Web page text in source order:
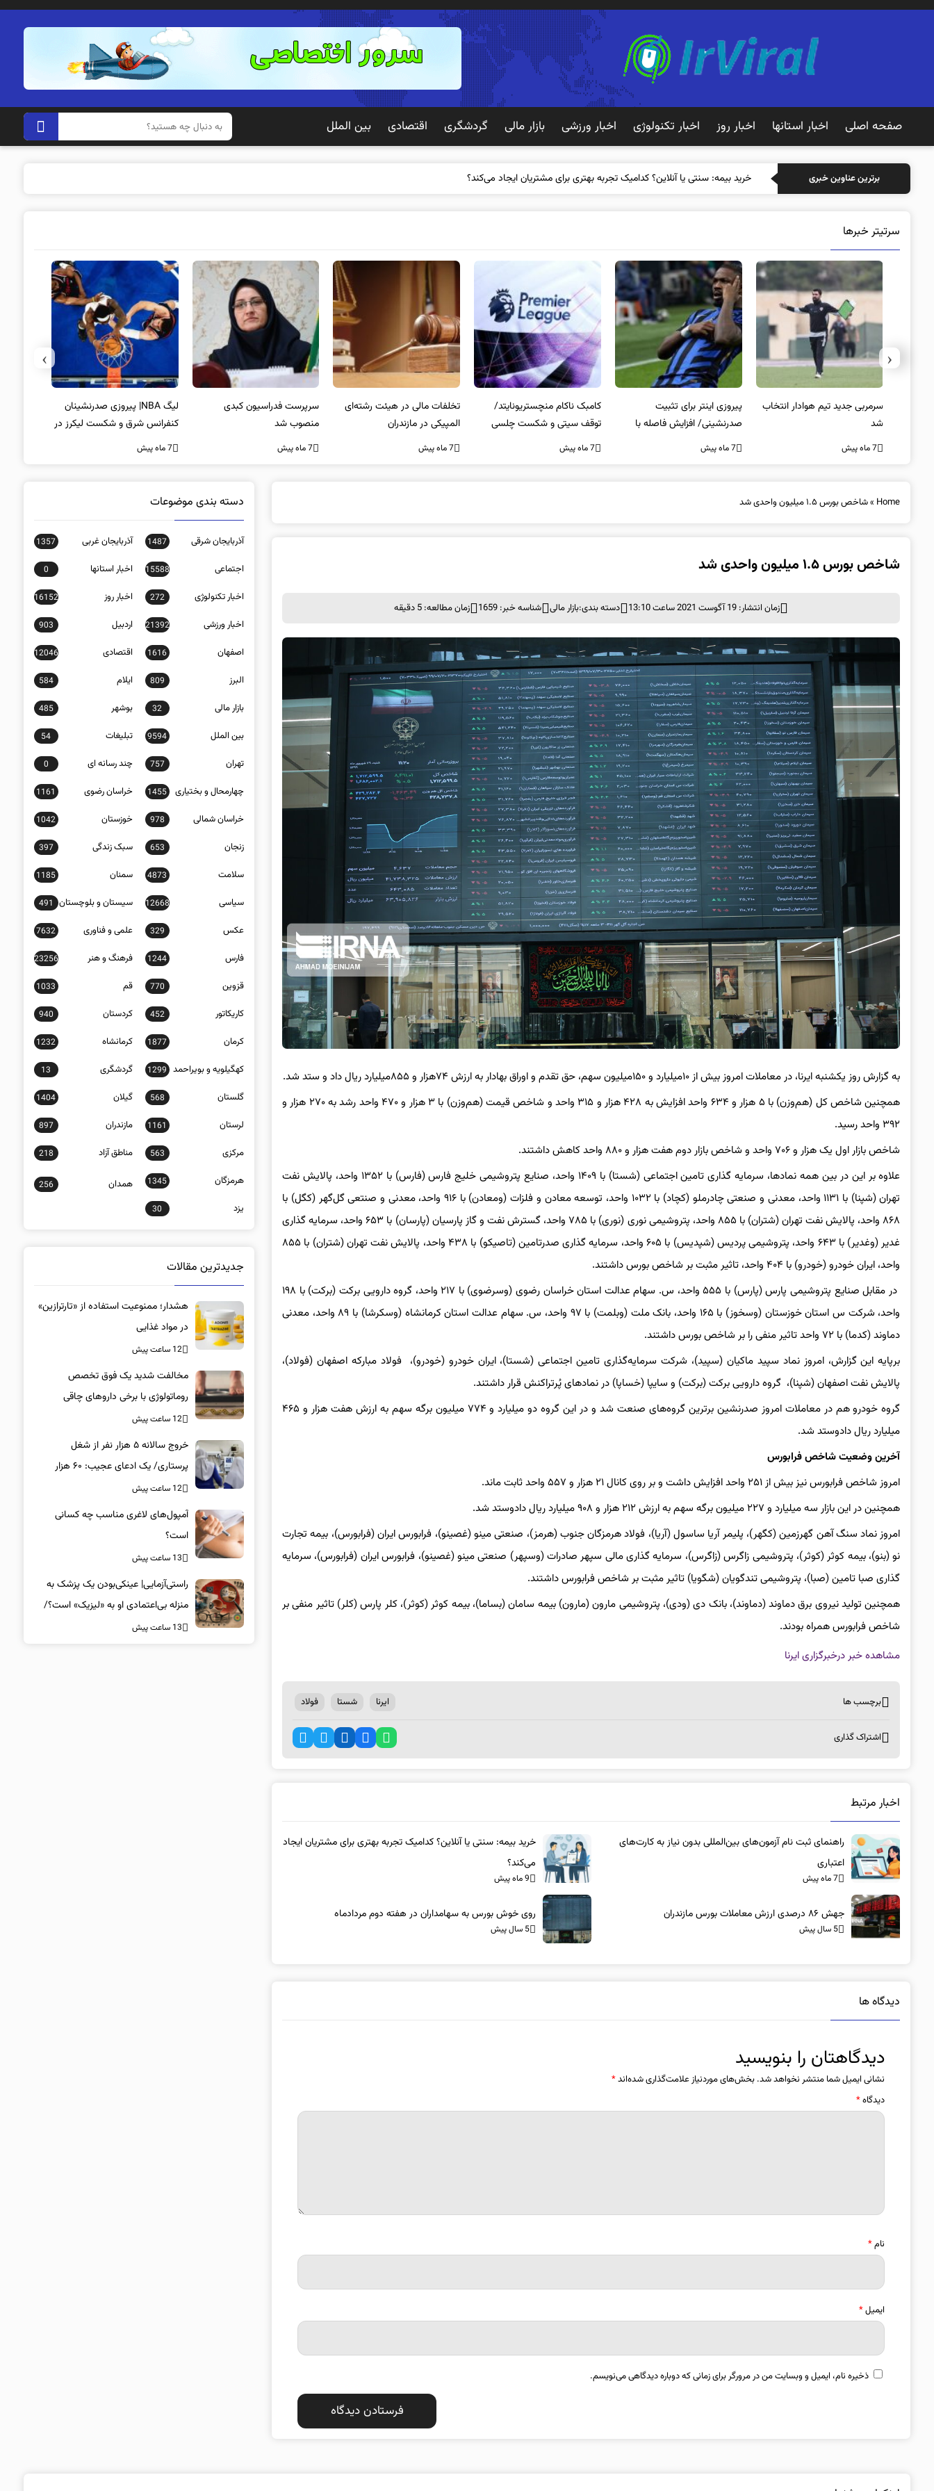
صفحه اصلی اخبار استانها اخبار روز اخبار تکنولوژی اخبار ورزشی بازار مالی گردشگری اقتصادی بین الملل
برترین عناوین خبری خرید بیمه: سنتی
سرتیتر خبرها
سرمربی جدید تیم هوادار انتخاب
شد
7 ماه پیش
پیروزی اینتر برای تثبیت
صدرنشینی/ افزایش فاصله با
ناپولی
7 ماه پیش
کامبک ناکام منچستریونایتد/
توقف سیتی و شکست چلسی
7 ماه پیش
تخلفات مالی در هیئت رشته‌ای
المپیکی در مازندران
7 ماه پیش
سرپرست فدراسیون کبدی
منصوب شد
7 ماه پیش
لیگ NBA| پیروزی صدرنشینان
کنفرانس شرق و شکست لیکرز در
غیاب جیمز
7 ماه پیش
‹
›
Home
»شاخص بورس ۱.۵ میلیون واحدی شد
شاخص بورس ۱.۵ میلیون واحدی شد
زمان انتشار: 19 آگوست 2021 ساعت 13:10 دسته بندی:بازار مالی شناسه خبر: 1659 زمان مطالعه: 5 دقیقه
به گزارش روز یکشنبه ایرنا، در معاملات امروز بیش از ۱۰میلیارد و ۱۵۰میلیون سهم، حق تقدم و اوراق بهادار به ارزش ۷۴هزار و ۸۵۵میلیارد ریال داد و ستد شد.
همچنین شاخص کل (هم‌وزن) با ۵ هزار و ۶۳۴ واحد افزایش به ۴۲۸ هزار و ۳۱۵ واحد و شاخص قیمت (هم‌وزن) با ۳ هزار و ۴۷۰ واحد رشد به ۲۷۰ هزار و
۳۹۲ واحد رسید.
شاخص بازار اول یک هزار و ۷۰۶ واحد و شاخص بازار دوم هفت هزار و ۸۸۰ واحد کاهش داشتند.
علاوه بر این در بین همه نمادها، سرمایه گذاری تامین اجتماعی (شستا) با ۱۴۰۹ واحد، صنایع پتروشیمی خلیج فارس (فارس) با ۱۳۵۲ واحد، پالایش نفت
تهران (شپنا) با ۱۱۳۱ واحد، معدنی و صنعتی چادرملو (کچاد) با ۱۰۳۲ واحد، توسعه معادن و فلزات (ومعادن) با ۹۱۶ واحد، معدنی و صنتعی گل‌گهر (کگل) با
۸۶۸ واحد، پالایش نفت تهران (شتران) با ۸۵۵ واحد، پتروشیمی نوری (نوری) با ۷۸۵ واحد، گسترش نفت و گاز پارسیان (پارسان) با ۶۵۳ واحد، سرمایه گذاری
غدیر (وغدیر) با ۶۴۳ واحد، پتروشیمی پردیس (شپدیس) با ۶۰۵ واحد، سرمایه گذاری صدرتامین (تاصیکو) با ۴۳۸ واحد، پالایش نفت تهران (شتران) با ۸۵۵
واحد، ایران خودرو (خودرو) با ۴۰۴ واحد، تاثیر مثبت بر شاخص بورس داشتند.
در مقابل صنایع پتروشیمی پارس (پارس) با ۵۵۵ واحد، س. سهام عدالت استان خراسان رضوی (وسرضوی) با ۲۱۷ واحد، گروه دارویی برکت (برکت) با ۱۹۸
واحد، شرکت س استان خوزستان (وسخوز) با ۱۶۵ واحد، بانک ملت (وبلمت) با ۹۷ واحد، س. سهام عدالت استان کرمانشاه (وسکرشا) با ۸۹ واحد، معدنی
دماوند (کدما) با ۷۲ واحد تاثیر منفی را بر شاخص بورس داشتند.
برپایه این گزارش، امروز نماد سپید ماکیان (سپید)، شرکت سرمایه‌گذاری تامین اجتماعی (شستا)، ایران خودرو (خودرو)، ‌ فولاد مبارکه اصفهان (فولاد)،
پالایش نفت اصفهان (شپنا)، ‌ گروه دارویی برکت (برکت) و سایپا (خساپا) در نمادهای پُرتراکنش قرار داشتند.
گروه خودرو هم در معاملات امروز صدرنشین برترین گروه‌های صنعت شد و در این گروه دو میلیارد و ۷۷۴ میلیون برگه سهم به ارزش هفت هزار و ۴۶۵
میلیارد ریال دادوستد شد.
آخرین وضعیت شاخص فرابورس
امروز شاخص فرابورس نیز بیش از ۲۵۱ واحد افزایش داشت و بر روی کانال ۲۱ هزار و ۵۵۷ واحد ثابت ماند.
همچنین در این بازار سه میلیارد و ۲۲۷ میلیون برگه سهم به ارزش ۲۱۲ هزار و ۹۰۸ میلیارد ریال دادوستد شد.
امروز نماد سنگ آهن گهرزمین (کگهر)، پلیمر آریا ساسول (آریا)، فولاد هرمزگان جنوب (هرمز)، صنعتی مینو (غصینو)، فرابورس ایران (فرابورس)، بیمه تجارت
نو (بنو)، بیمه کوثر (کوثر)، پتروشیمی زاگرس (زاگرس)، سرمایه گذاری مالی سپهر صادرات (وسپهر) صنعتی مینو (غصینو)، فرابورس ایران (فرابورس)، سرمایه
گذاری صبا تامین (صبا)، پتروشیمی تندگویان (شگویا) تاثیر مثبت بر شاخص فرابورس داشتند.
همچنین تولید نیروی برق دماوند (دماوند)، بانک دی (ودی)، پتروشیمی مارون (مارون) بیمه سامان (بساما)، بیمه کوثر (کوثر)، کلر پارس (کلر) تاثیر منفی بر
شاخص فرابورس همراه بودند.
مشاهده خبر درخبرگزاری ایرنا
برچسب ها ایرنا شستا فولاد
اشتراک گذاری
اخبار مرتبط
راهنمای ثبت نام آزمون‌های بین‌المللی بدون نیاز به کارت‌های
اعتباری
7 ماه پیش
خرید بیمه: سنتی یا آنلاین؟ کدامیک تجربه بهتری برای مشتریان ایجاد
می‌کند؟
9 ماه پیش
جهش ۸۶ درصدی ارزش معاملات بورس مازندران
5 سال پیش
روی خوش بورس به سهامداران در هفته دوم مردادماه
5 سال پیش
دیدگاه ها
دیدگاهتان را بنویسید
نشانی ایمیل شما منتشر نخواهد شد. بخش‌های موردنیاز علامت‌گذاری شده‌اند*
دیدگاه*
نام*
ایمیل*
ذخیره نام، ایمیل و وبسایت من در مرورگر برای زمانی که دوباره دیدگاهی می‌نویسم.
دسته بندی موضوعات
آذربایجان شرقی 1487 آذربایجان غربی 1357
اجتماعی 15588 اخبار استانها 0
اخبار تکنولوژی 272 اخبار روز 16152
اخبار ورزشی 21392 اردبیل 903
اصفهان 1616 اقتصادی 12046
البرز 809 ایلام 584
بازار مالی 32 بوشهر 485
بین الملل 9594 تبلیغات 54
تهران 757 چند رسانه ای 0
چهارمحال و بختیاری 1455 خراسان رضوی 1161
خراسان شمالی 978 خوزستان 1042
زنجان 653 سبک زندگی 397
سلامت 4873 سمنان 1185
سیاسی 12668 سیستان و بلوچستان 491
عکس 329 علمی و فناوری 7632
فارس 1244 فرهنگ و هنر 23256
قزوین 770 قم 1033
کاریکاتور 452 کردستان 940
کرمان 1877 کرمانشاه 1232
کهگیلویه و بویراحمد 1299 گردشگری 13
گلستان 568 گیلان 1404
لرستان 1161 مازندران 897
مرکزی 563 مناطق آزاد 218
هرمزگان 1345 همدان 256
یزد 30
جدیدترین مقالات
هشدار؛ ممنوعیت استفاده از «تارترازین»
در مواد غذایی
12 ساعت پیش
مخالفت شدید یک فوق تخصص
روماتولوژی با برخی داروهای چاقی
12 ساعت پیش
خروج سالانه ۵ هزار نفر از شغل
پرستاری/ یک ادعای عجیب: ۶۰ هزار
پرستار خانه‌نشین شدند؟
12 ساعت پیش
آمپول‌های لاغری مناسب چه کسانی
است؟
13 ساعت پیش
راستی‌آزمایی| عینکی‌بودن یک پزشک به
منزله بی‌اعتمادی او به «لیزیک» است؟/
جراحان، چشم فرزندان خود را لیزیک
13 ساعت پیش